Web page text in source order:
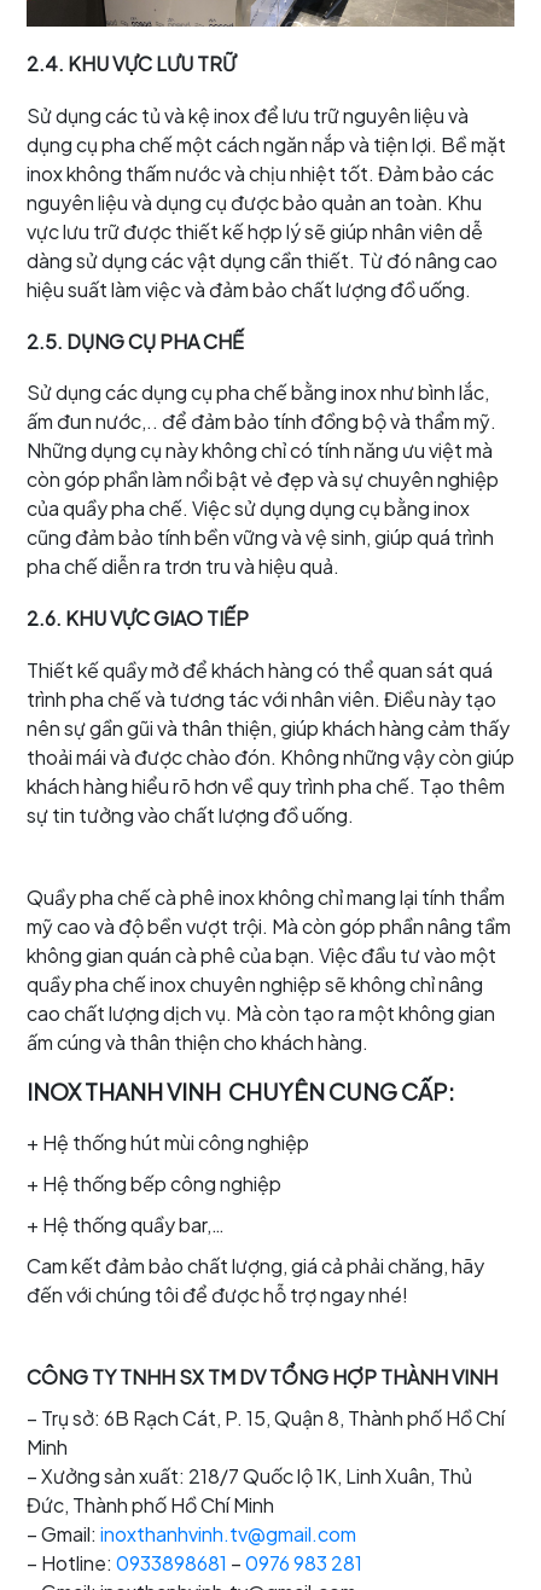
2.4. KHU VỰC LƯU TRỮ
Sử dụng các tủ và kệ inox để lưu trữ nguyên liệu và
dụng cụ pha chế một cách ngăn nắp và tiện lợi. Bề mặt
inox không thấm nước và chịu nhiệt tốt. Đảm bảo các
nguyên liệu và dụng cụ được bảo quản an toàn. Khu
vực lưu trữ được thiết kế hợp lý sẽ giúp nhân viên dễ
dàng sử dụng các vật dụng cần thiết. Từ đó nâng cao
hiệu suất làm việc và đảm bảo chất lượng đồ uống.
2.5. DỤNG CỤ PHA CHẾ
Sử dụng các dụng cụ pha chế bằng inox như bình lắc,
ấm đun nước,.. để đảm bảo tính đồng bộ và thẩm mỹ.
Những dụng cụ này không chỉ có tính năng ưu việt mà
còn góp phần làm nổi bật vẻ đẹp và sự chuyên nghiệp
của quầy pha chế. Việc sử dụng dụng cụ bằng inox
cũng đảm bảo tính bền vững và vệ sinh, giúp quá trình
pha chế diễn ra trơn tru và hiệu quả.
2.6. KHU VỰC GIAO TIẾP
Thiết kế quầy mở để khách hàng có thể quan sát quá
trình pha chế và tương tác với nhân viên. Điều này tạo
nên sự gần gũi và thân thiện, giúp khách hàng cảm thấy
thoải mái và được chào đón. Không những vậy còn giúp
khách hàng hiểu rõ hơn về quy trình pha chế. Tạo thêm
sự tin tưởng vào chất lượng đồ uống.
Quầy pha chế cà phê inox không chỉ mang lại tính thẩm
mỹ cao và độ bền vượt trội. Mà còn góp phần nâng tầm
không gian quán cà phê của bạn. Việc đầu tư vào một
quầy pha chế inox chuyên nghiệp sẽ không chỉ nâng
cao chất lượng dịch vụ. Mà còn tạo ra một không gian
ấm cúng và thân thiện cho khách hàng.
INOX THANH VINH CHUYÊN CUNG CẤP:
+ Hệ thống hút mùi công nghiệp
+ Hệ thống bếp công nghiệp
+ Hệ thống quầy bar,…
Cam kết đảm bảo chất lượng, giá cả phải chăng, hãy
đến với chúng tôi để được hỗ trợ ngay nhé!
CÔNG TY TNHH SX TM DV TỔNG HỢP THÀNH VINH
– Trụ sở: 6B Rạch Cát, P. 15, Quận 8, Thành phố Hồ Chí
Minh
– Xưởng sản xuất: 218/7 Quốc lộ 1K, Linh Xuân, Thủ
Đức, Thành phố Hồ Chí Minh
– Gmail: inoxthanhvinh.tv@gmail.com
– Hotline: 0933898681 –0976 983 281